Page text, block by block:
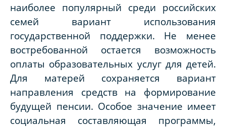
наиболее популярный среди российских
семей вариант использования
государственной поддержки. Не менее
востребованной остается возможность
оплаты образовательных услуг для детей.
Для матерей сохраняется вариант
направления средств на формирование
будущей пенсии. Особое значение имеет
социальная составляющая программы,